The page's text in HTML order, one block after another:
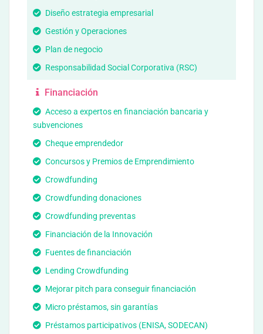
Diseño estrategia empresarial
Gestión y Operaciones
Plan de negocio
Responsabilidad Social Corporativa (RSC)
Financiación
Acceso a expertos en financiación bancaria y
subvenciones
Cheque emprendedor
Concursos y Premios de Emprendimiento
Crowdfunding
Crowdfunding donaciones
Crowdfunding preventas
Financiación de la Innovación
Fuentes de financiación
Lending Crowdfunding
Mejorar pitch para conseguir financiación
Micro préstamos, sin garantías
Préstamos participativos (ENISA, SODECAN)